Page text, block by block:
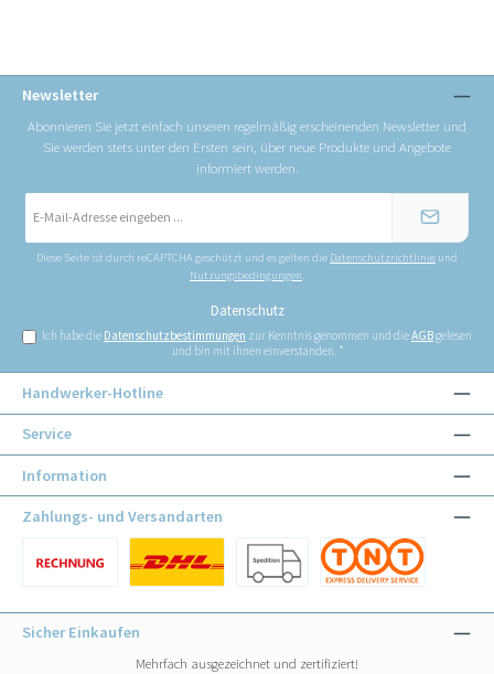
Newsletter
Abonnieren Sie jetzt einfach unseren regelmäßig erscheinenden Newsletter und
Sie werden stets unter den Ersten sein, über neue Produkte und Angebote
informiert werden.
Mail-
Diese Seite ist durch reCAPTCHA geschützt und es gelten die Datenschutzrichtlinie und
Nutzungsbedingungen.
Datenschutz
Ich habe die Datenschutzbestimmungen zur Kenntnis genommen und dieAGBgelesen
und bin mit ihnen einverstanden. *
Handwerker-Hotline
Service
Information
Zahlungs- und Versandarten
Sicher Einkaufen
Mehrfach ausgezeichnet und zertifiziert!